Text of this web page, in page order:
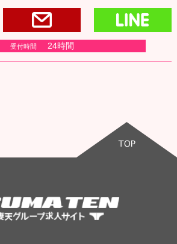
0120-166-977お問い合わせ・写メ
受付時間 24時間